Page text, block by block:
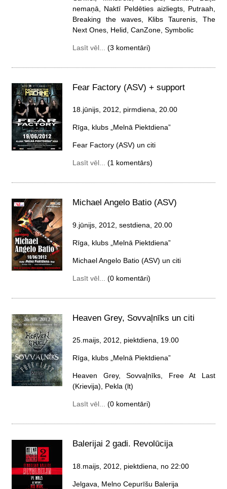
nemaņā, Naktī Peldēties aizliegts, Putraah,
Breaking the waves, Klibs Taurenis, The
Next Ones, Helid, CanZone, Symbolic
Lasīt vēl... (3 komentāri)
Fear Factory (ASV) + support
18.jūnijs, 2012, pirmdiena , 20.00
Rīga, klubs „Melnā Piektdiena”
Fear Factory (ASV) un citi
Lasīt vēl... (1 komentārs)
Michael Angelo Batio (ASV)
9.jūnijs, 2012, sestdiena , 20.00
Rīga, klubs „Melnā Piektdiena”
Michael Angelo Batio (ASV) un citi
Lasīt vēl... (0 komentāri)
Heaven Grey, Sovvaļnīks un citi
25.maijs, 2012, piektdiena, 19.00
Rīga, klubs „Melnā Piektdiena”
Heaven Grey, Sovvaļnīks, Free At Last
(Krievija), Pekla (lt)
Lasīt vēl... (0 komentāri)
Balerijai 2 gadi. Revolūcija
18.maijs, 2012, piektdiena , no 22:00
Jelgava, Melno Cepurīšu Balerija